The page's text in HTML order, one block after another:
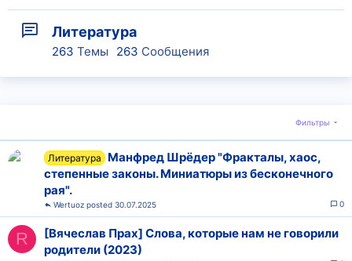
Литература
263 Темы 263 Сообщения
Фильтры
Литература
Манфред Шрёдер "Фракталы, хаос,
степенные законы. Миниатюры из бесконечного
рая".
0
30.07.2025
Wertuoz
R
[Вячеслав Прах] Слова, которые нам не говорили
родители (2023)